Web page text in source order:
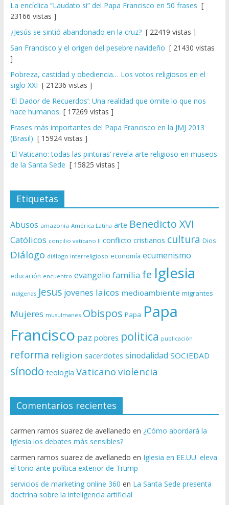
La encíclica “Laudato si” del Papa Francisco en 50 frases [
23166 vistas ]
¿Jesús se sintió abandonado en la cruz?[ 22419 vistas ]
San Francisco y el origen del pesebre navideño [ 21430 vistas
]
Pobreza, castidad y obediencia… Los votos religiosos en el
siglo XXI [ 21236 vistas ]
‘El Dador de Recuerdos’: Una realidad que omite lo que nos
hace humanos [ 17269 vistas ]
Frases más importantes del Papa Francisco en la JMJ 2013
(Brasil) [ 15924 vistas ]
‘El Vaticano: todas las pinturas’ revela arte religioso en museos
de la Santa Sede [ 15825 vistas ]
Etiquetas
Abusos amazonía América Latina arte Benedicto XVI
Católicos concilio vaticano II conflicto cristianos cultura Dios
Diálogo diálogo interreligioso economía ecumenismo
educación encuentro evangelio familia fe Iglesia
indígenas Jesus jovenes laicos medioambiente migrantes
Mujeres musulmanes Obispos Papa Papa
Francisco paz pobres politica publicación
reforma religion sacerdotes sinodalidad SOCIEDAD
sínodo teología Vaticano violencia
Comentarios recientes
carmen ramos suarez de avellanedo en ¿Cómo abordará la
Iglesia los debates más sensibles?
carmen ramos suarez de avellanedo en Iglesia en EE.UU. eleva
el tono ante política exterior de Trump
servicios de marketing online 360 en La Santa Sede presenta
doctrina sobre la inteligencia artificial